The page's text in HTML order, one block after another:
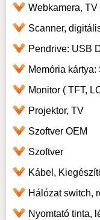
Webkamera,
Scanner,
Pendrive: USB
Memória
Monitor ( TFT,
Projektor, TV
Szoftver OEM
Szoftver
Kábel,
Hálózat switch,
Nyomtató tinta,